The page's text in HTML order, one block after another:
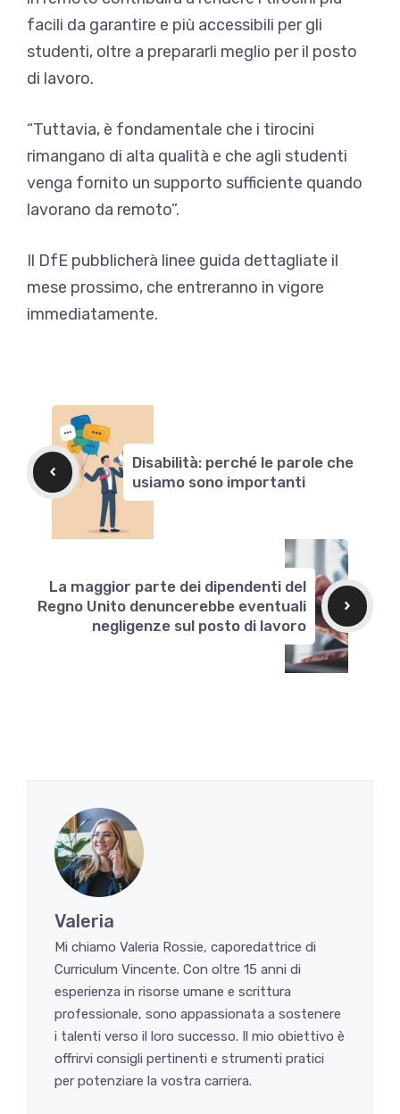
facili da garantire e più accessibili per gli
studenti, oltre a prepararli meglio per il posto
di lavoro.
“Tuttavia, è fondamentale che i tirocini
rimangano di alta qualità e che agli studenti
venga fornito un supporto sufficiente quando
lavorano da remoto”.
Il DfE pubblicherà linee guida dettagliate il
mese prossimo, che entreranno in vigore
immediatamente.
Disabilità: perché le parole che
usiamo sono importanti
La maggior parte dei dipendenti del
Regno Unito denuncerebbe eventuali
negligenze sul posto di lavoro
Valeria
Mi chiamo Valeria Rossie, caporedattrice di
Curriculum Vincente. Con oltre 15 anni di
esperienza in risorse umane e scrittura
professionale, sono appassionata a sostenere
i talenti verso il loro successo. Il mio obiettivo è
offrirvi consigli pertinenti e strumenti pratici
per potenziare la vostra carriera.